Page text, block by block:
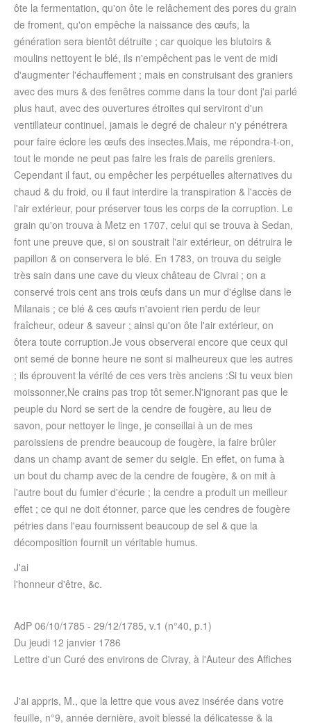
ôte la fermentation, qu'on ôte le relâchement des pores du grain
de froment, qu'on empêche la naissance des œufs, la
génération sera bientôt détruite ; car quoique les blutoirs &
moulins nettoyent le blé, ils n'empêchent pas le vent de midi
d'augmenter l'échauffement ; mais en construisant des graniers
avec des murs & des fenêtres comme dans la tour dont j'ai parlé
plus haut, avec des ouvertures étroites qui serviront d'un
ventillateur continuel, jamais le degré de chaleur n'y pénétrera
pour faire éclore les œufs des insectes.Mais, me répondra-t-on,
tout le monde ne peut pas faire les frais de pareils greniers.
Cependant il faut, ou empêcher les perpétuelles alternatives du
chaud & du froid, ou il faut interdire la transpiration & l'accès de
l'air extérieur, pour préserver tous les corps de la corruption. Le
grain qu'on trouva à Metz en 1707, celui qui se trouva à Sedan,
font une preuve que, si on soustrait l'air extérieur, on détruira le
papillon & on conservera le blé. En 1783, on trouva du seigle
très sain dans une cave du vieux château de Civrai ; on a
conservé trois cent ans trois œufs dans un mur d'église dans le
Milanais ; ce blé & ces œufs n'avoient rien perdu de leur
fraîcheur, odeur & saveur ; ainsi qu'on ôte l'air extérieur, on
ôtera toute corruption.Je vous observerai encore que ceux qui
ont semé de bonne heure ne sont si malheureux que les autres
; ils éprouvent la vérité de ces vers très anciens :Si tu veux bien
moissonner,Ne crains pas trop tôt semer.N'ignorant pas que le
peuple du Nord se sert de la cendre de fougère, au lieu de
savon, pour nettoyer le linge, je conseillai à un de mes
paroissiens de prendre beaucoup de fougère, la faire brûler
dans un champ avant de semer du seigle. En effet, on fuma à
un bout du champ avec de la cendre de fougère, & on mit à
l'autre bout du fumier d'écurie ; la cendre a produit un meilleur
effet ; ce qui ne doit étonner, parce que les cendres de fougère
pétries dans l'eau fournissent beaucoup de sel & que la
décomposition fournit un véritable humus.
J'ai
l'honneur d'être, &c.
AdP 06/10/1785 - 29/12/1785, v.1 (n°40, p.1)
Du jeudi 12 janvier 1786
Lettre d'un Curé des environs de Civray, à l'Auteur des Affiches
J'ai appris, M., que la lettre que vous avez insérée dans votre
feuille, n°9, année dernière, avoit blessé la délicatesse & la